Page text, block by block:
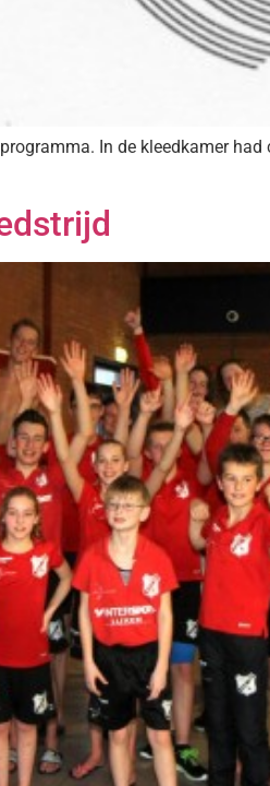
In de kleedkamer